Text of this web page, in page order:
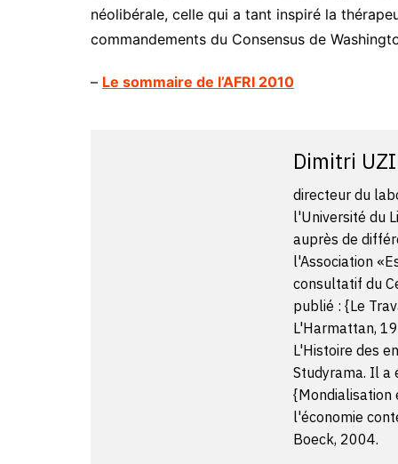
néolibérale, celle qui a tant inspiré la
commandements du Consensus de
– Le sommaire de l’AFRI 2010
Dimitri
directeur du
l'Université du
auprès de
l'Association
consultatif du
publié : {Le
L'Harmattan,
L'Histoire des
Studyrama. Il a
{Mondialisation
l'économie
Boeck, 2004.